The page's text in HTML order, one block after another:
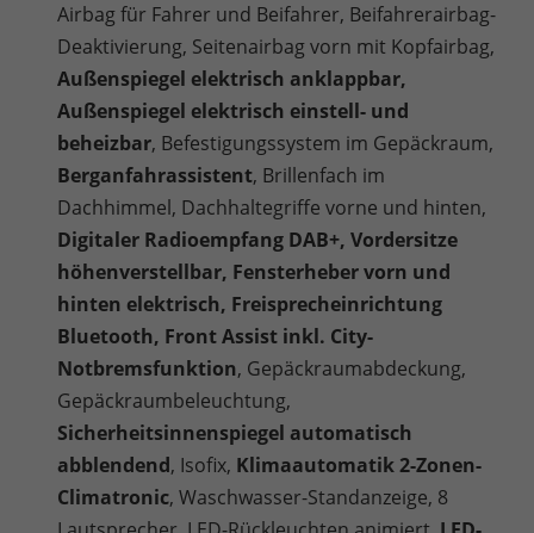
Airbag für Fahrer und Beifahrer, Beifahrerairbag-
Deaktivierung, Seitenairbag vorn mit Kopfairbag,
Außenspiegel elektrisch anklappbar,
Außenspiegel elektrisch einstell- und
beheizbar, Befestigungssystem im Gepäckraum,
Berganfahrassistent, Brillenfach im
Dachhimmel, Dachhaltegriffe vorne und hinten,
Digitaler Radioempfang DAB+, Vordersitze
höhenverstellbar, Fensterheber vorn und
hinten elektrisch, Freisprecheinrichtung
Bluetooth, Front Assist inkl. City-
Notbremsfunktion, Gepäckraumabdeckung,
Gepäckraumbeleuchtung,
Sicherheitsinnenspiegel automatisch
abblendend, Isofix, Klimaautomatik 2-Zonen-
Climatronic, Waschwasser-Standanzeige, 8